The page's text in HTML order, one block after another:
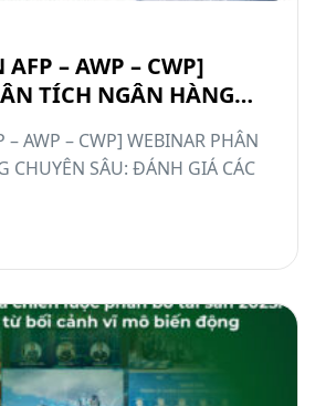
– AWP – CWP]
TÍCH NGÂN HÀNG
ĐÁNH GIÁ CÁC CẤU
TRONG QUẢN TRỊ TÀI
CÓ
– AWP – CWP] WEBINAR PHÂN
CHUYÊN SÂU: ĐÁNH GIÁ CÁC